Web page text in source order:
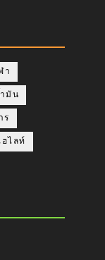
า
มัน
ร
ฮไลท์